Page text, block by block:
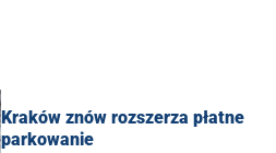
Kraków znów rozszerza płatne
parkowanie